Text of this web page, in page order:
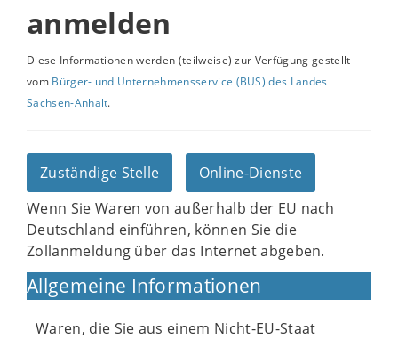
anmelden
Diese Informationen werden (teilweise) zur Verfügung gestellt
vom Bürger- und Unternehmensservice (BUS) des Landes
Sachsen-Anhalt.
Zuständige Stelle
Online-Dienste
Wenn Sie Waren von außerhalb der EU nach
Deutschland einführen, können Sie die
Zollanmeldung über das Internet abgeben.
Allgemeine Informationen
Waren, die Sie aus einem Nicht-EU-Staat